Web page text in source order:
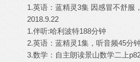
1.英语：蓝精灵3集 因感冒不舒服
2018.9.22
1.伴听:哈利波特188分钟
2.英语：蓝精灵1集，听音频45分钟
3.数学：自主朗读景山数学二上